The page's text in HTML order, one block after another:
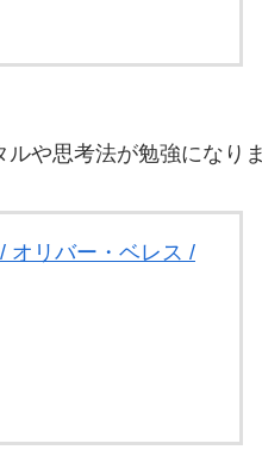
や思考法が勉強になりま
オリバー・ベレス /